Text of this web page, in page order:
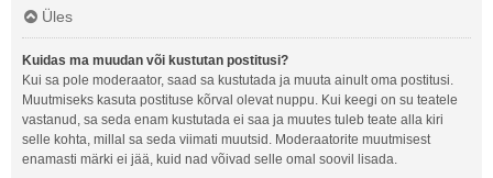
Üles
Kuidas ma muudan või kustutan postitusi?
Kui sa pole moderaator, saad sa kustutada ja muuta ainult oma postitusi.
Muutmiseks kasuta postituse kõrval olevat nuppu. Kui keegi on su teatele
vastanud, sa seda enam kustutada ei saa ja muutes tuleb teate alla kiri
selle kohta, millal sa seda viimati muutsid. Moderaatorite muutmisest
enamasti märki ei jää, kuid nad võivad selle omal soovil lisada.